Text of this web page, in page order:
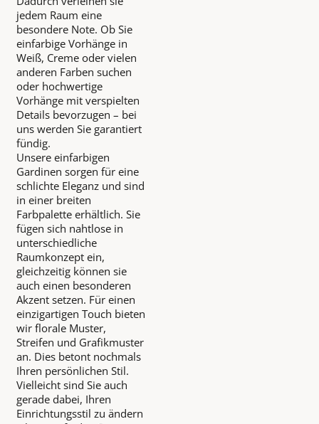
jedem Raum eine
besondere Note. Ob Sie
einfarbige Vorhänge in
Weiß, Creme oder vielen
anderen Farben suchen
oder hochwertige
Vorhänge mit verspielten
Details bevorzugen – bei
uns werden Sie garantiert
fündig.
Unsere einfarbigen
Gardinen sorgen für eine
schlichte Eleganz und sind
in einer breiten
Farbpalette erhältlich. Sie
fügen sich nahtlose in
unterschiedliche
Raumkonzept ein,
gleichzeitig können sie
auch einen besonderen
Akzent setzen. Für einen
einzigartigen Touch bieten
wir florale Muster,
Streifen und Grafikmuster
an. Dies betont nochmals
Ihren persönlichen Stil.
Vielleicht sind Sie auch
gerade dabei, Ihren
Einrichtungsstil zu ändern